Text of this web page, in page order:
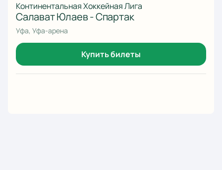
Континентальная Хоккейная Лига
Салават Юлаев - Спартак
Уфа, Уфа-арена
Купить билеты